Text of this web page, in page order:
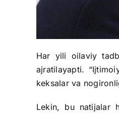
Har yili oilaviy
ajratilayapti.
keksalar va
Lekin, bu natijalar